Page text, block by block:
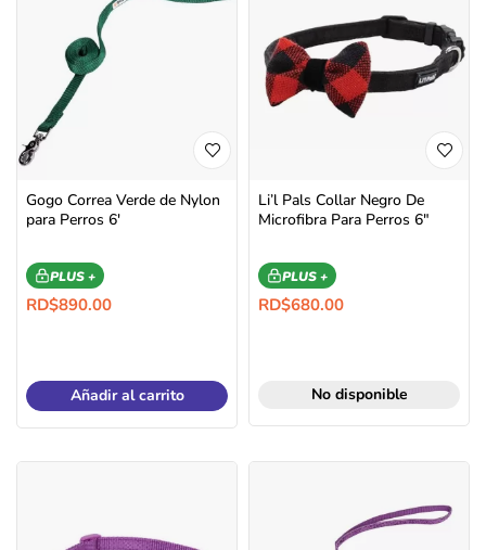
Gogo Correa Verde de Nylon
para Perros 6′
PLUS +
RD$890.00
Añadir al carrito
Li’l Pals Collar Negro De
Microfibra Para Perros 6″
PLUS +
RD$680.00
No disponible